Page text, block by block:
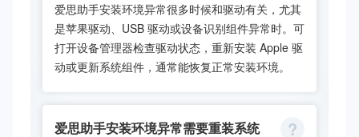
爱思助手安装环境异常很多时候和驱动有关，尤其
是苹果驱动、USB 驱动或设备识别组件异常时。可
打开设备管理器检查驱动状态，重新安装 Apple 驱
动或更新系统组件，通常能恢复正常安装环境。
爱思助手安装环境异常需要重装系统